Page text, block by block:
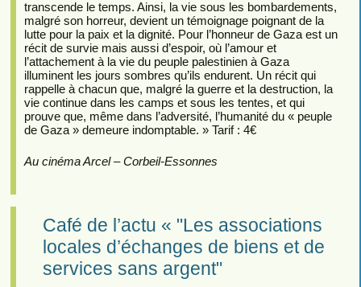
transcende le temps. Ainsi, la vie sous les bombardements,
malgré son horreur, devient un témoignage poignant de la
lutte pour la paix et la dignité. Pour l’honneur de Gaza est un
récit de survie mais aussi d’espoir, où l’amour et
l’attachement à la vie du peuple palestinien à Gaza
illuminent les jours sombres qu’ils endurent. Un récit qui
rappelle à chacun que, malgré la guerre et la destruction, la
vie continue dans les camps et sous les tentes, et qui
prouve que, même dans l’adversité, l’humanité du « peuple
de Gaza » demeure indomptable. » Tarif : 4€
Au cinéma Arcel – Corbeil-Essonnes
Café de l’actu « "Les associations
locales d’échanges de biens et de
services sans argent"